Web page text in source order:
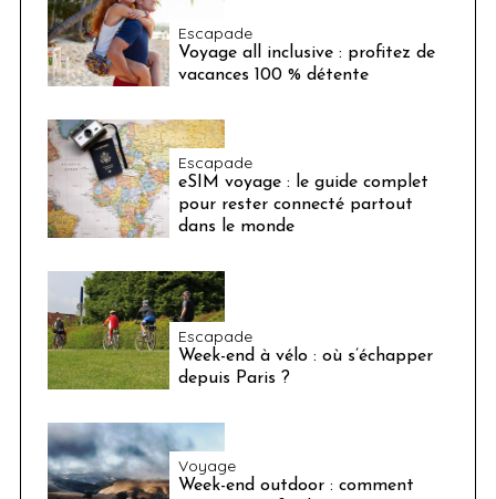
Escapade
Voyage all inclusive : profitez de
vacances 100 % détente
Escapade
eSIM voyage : le guide complet
pour rester connecté partout
dans le monde
Escapade
Week-end à vélo : où s’échapper
depuis Paris ?
Voyage
Week-end outdoor : comment